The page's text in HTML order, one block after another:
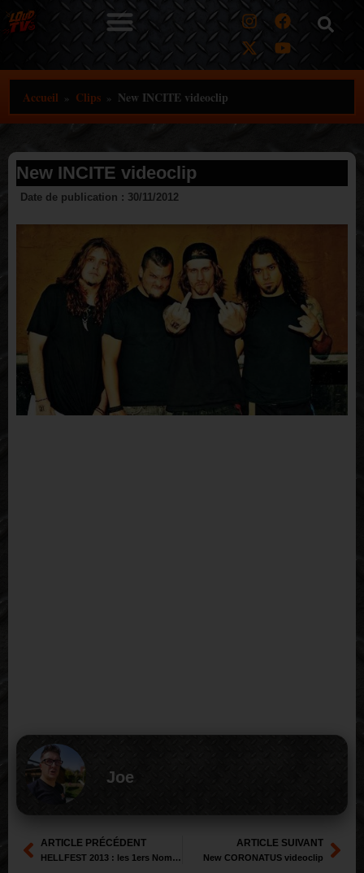
contenu
Accueil » Clips » New INCITE videoclip
New INCITE videoclip
Date de publication : 30/11/2012
Joe
ARTICLE PRÉCÉDENT
HELLFEST 2013 : les 1ers Noms !!!
ARTICLE SUIVANT
New CORONATUS videoclip